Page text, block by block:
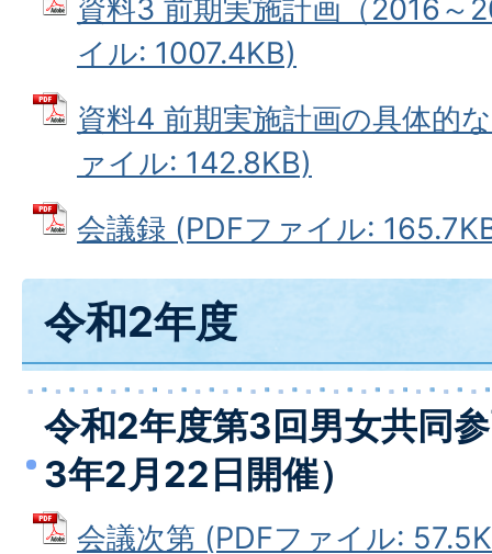
資料3 前期実施計画（2016～
イル: 1007.4KB)
資料4 前期実施計画の具体的
ァイル: 142.8KB)
会議録 (PDFファイル:
令和2年度
令和2年度第3回男女共同
3年2月22日開催）
会議次第 (PDFファイル: